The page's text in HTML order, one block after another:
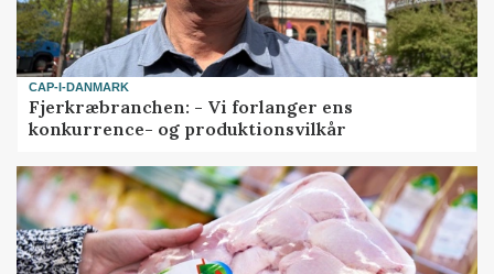
CAP-I-DANMARK
Fjerkræbranchen: - Vi forlanger ens
konkurrence- og produktionsvilkår